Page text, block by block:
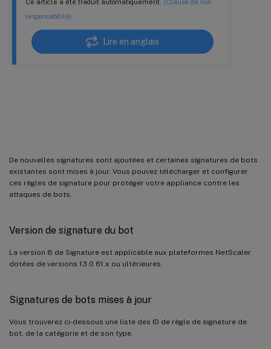
Ce article a été traduit automatiquement. (Clause de non
responsabilité)
Lire en anglais
De nouvelles signatures sont ajoutées et certaines signatures de bots
existantes sont mises à jour. Vous pouvez télécharger et configurer
ces règles de signature pour protéger votre appliance contre les
attaques de bots.
Version de signature du bot
La version 8 de Signature est applicable aux plateformes NetScaler
dotées de versions 13.0 61.x ou ultérieures.
Signatures de bots mises à jour
Vous trouverez ci-dessous une liste des ID de règle de signature de
bot, de la catégorie et de son type.